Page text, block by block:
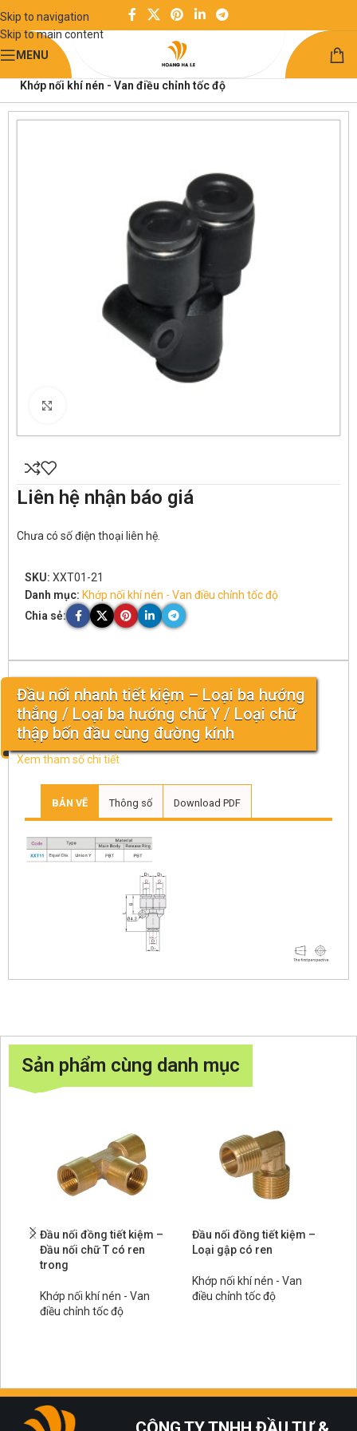
Skip to navigation
Skip to main content
MENU
Trang chủ
Khớp nối khí nén - Van điều chỉnh tốc độ
Đầu nối nhanh tiết kiệm – Loại ba hướng
thẳng / Loại ba hướng chữ Y / Loại chữ
thập bốn đầu cùng đường kính
Xem tham số chi tiết
BẢN VẼ Thông số Download PDF
Liên hệ nhận báo giá
Chưa có số điện thoại liên hệ.
SKU: XXT01-21
Danh mục: Khớp nối khí nén - Van điều chỉnh tốc độ
Chia sẻ:
Sản phẩm cùng danh mục
Đầu nối đồng tiết kiệm –
Đầu nối chữ T có ren
trong
Khớp nối khí nén - Van
điều chỉnh tốc độ
Đầu nối đồng tiết kiệm –
Loại gập có ren
Khớp nối khí nén - Van
điều chỉnh tốc độ